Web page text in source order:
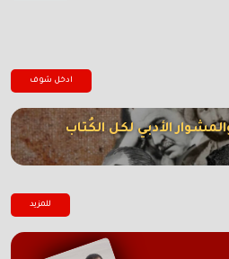
ادخل شوف
الأدبي لكل الكُتاب
للمزيد